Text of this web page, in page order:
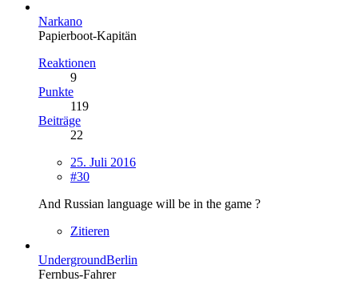
Narkano
Papierboot-Kapitän
Reaktionen
9
Punkte
119
Beiträge
22
25. Juli 2016
#30
And Russian language will be in the game ?
Zitieren
UndergroundBerlin
Fernbus-Fahrer